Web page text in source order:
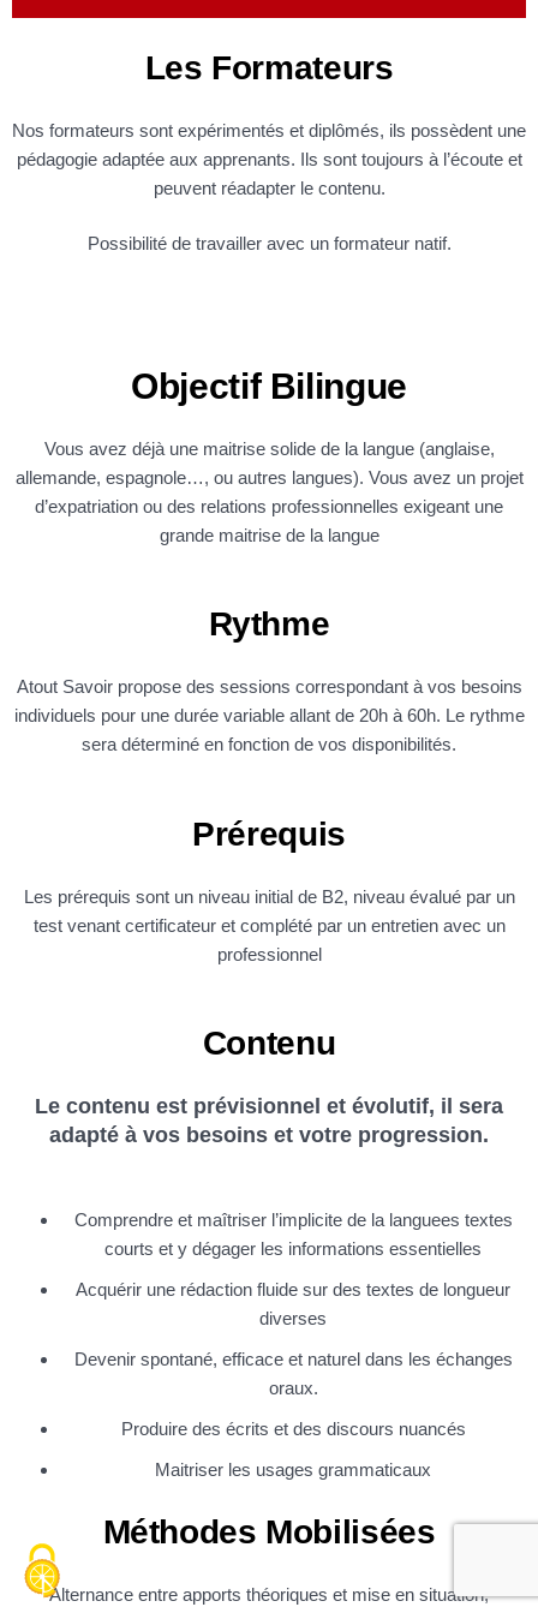
Les Formateurs
Nos formateurs sont expérimentés et diplômés, ils possèdent une
pédagogie adaptée aux apprenants. Ils sont toujours à l’écoute et
peuvent réadapter le contenu.
Possibilité de travailler avec un formateur natif.
Objectif Bilingue
Vous avez déjà une maitrise solide de la langue (anglaise,
allemande, espagnole…, ou autres langues). Vous avez un projet
d’expatriation ou des relations professionnelles exigeant une
grande maitrise de la langue
Rythme
Atout Savoir propose des sessions correspondant à vos besoins
individuels pour une durée variable allant de 20h à 60h. Le rythme
sera déterminé en fonction de vos disponibilités.
Prérequis
Les prérequis sont un niveau initial de B2, niveau évalué par un
test venant certificateur et complété par un entretien avec un
professionnel
Contenu
Le contenu est prévisionnel et évolutif, il sera
adapté à vos besoins et votre progression.
Comprendre et maîtriser l’implicite de la languees textes
courts et y dégager les informations essentielles
Acquérir une rédaction fluide sur des textes de longueur
diverses
Devenir spontané, efficace et naturel dans les échanges
oraux.
Produire des écrits et des discours nuancés
Maitriser les usages grammaticaux
Méthodes Mobilisées
Alternance entre apports théoriques et mise en situation,